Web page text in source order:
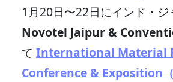
1月20日〜22日にインド・
Novotel Jaipur &
て International Material
Conference & Exposition（